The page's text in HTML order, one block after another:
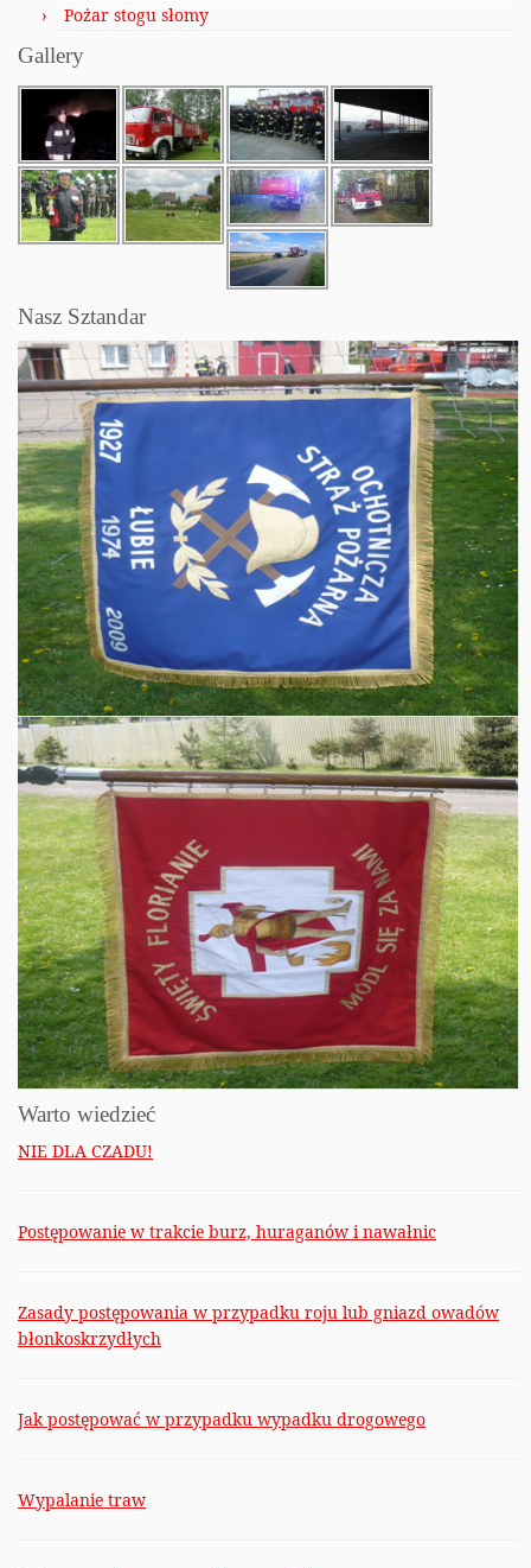
Pożar stogu słomy
Gallery
Nasz Sztandar
Warto wiedzieć
NIE DLA CZADU!
Postępowanie w trakcie burz, huraganów i nawałnic
Zasady postępowania w przypadku roju lub gniazd owadów
błonkoskrzydłych
Jak postępować w przypadku wypadku drogowego
Wypalanie traw